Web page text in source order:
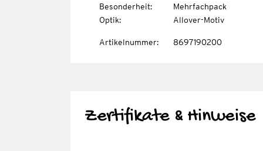
Besonderheit:
Mehrfachpack
Optik: Allover-Motiv
Artikelnummer: 8697190200
Zertifikate & Hinweise